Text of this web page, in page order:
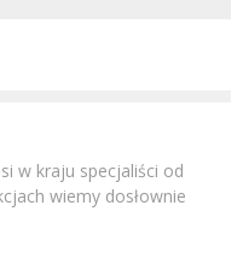
w kraju specjaliści od
wiemy dosłownie